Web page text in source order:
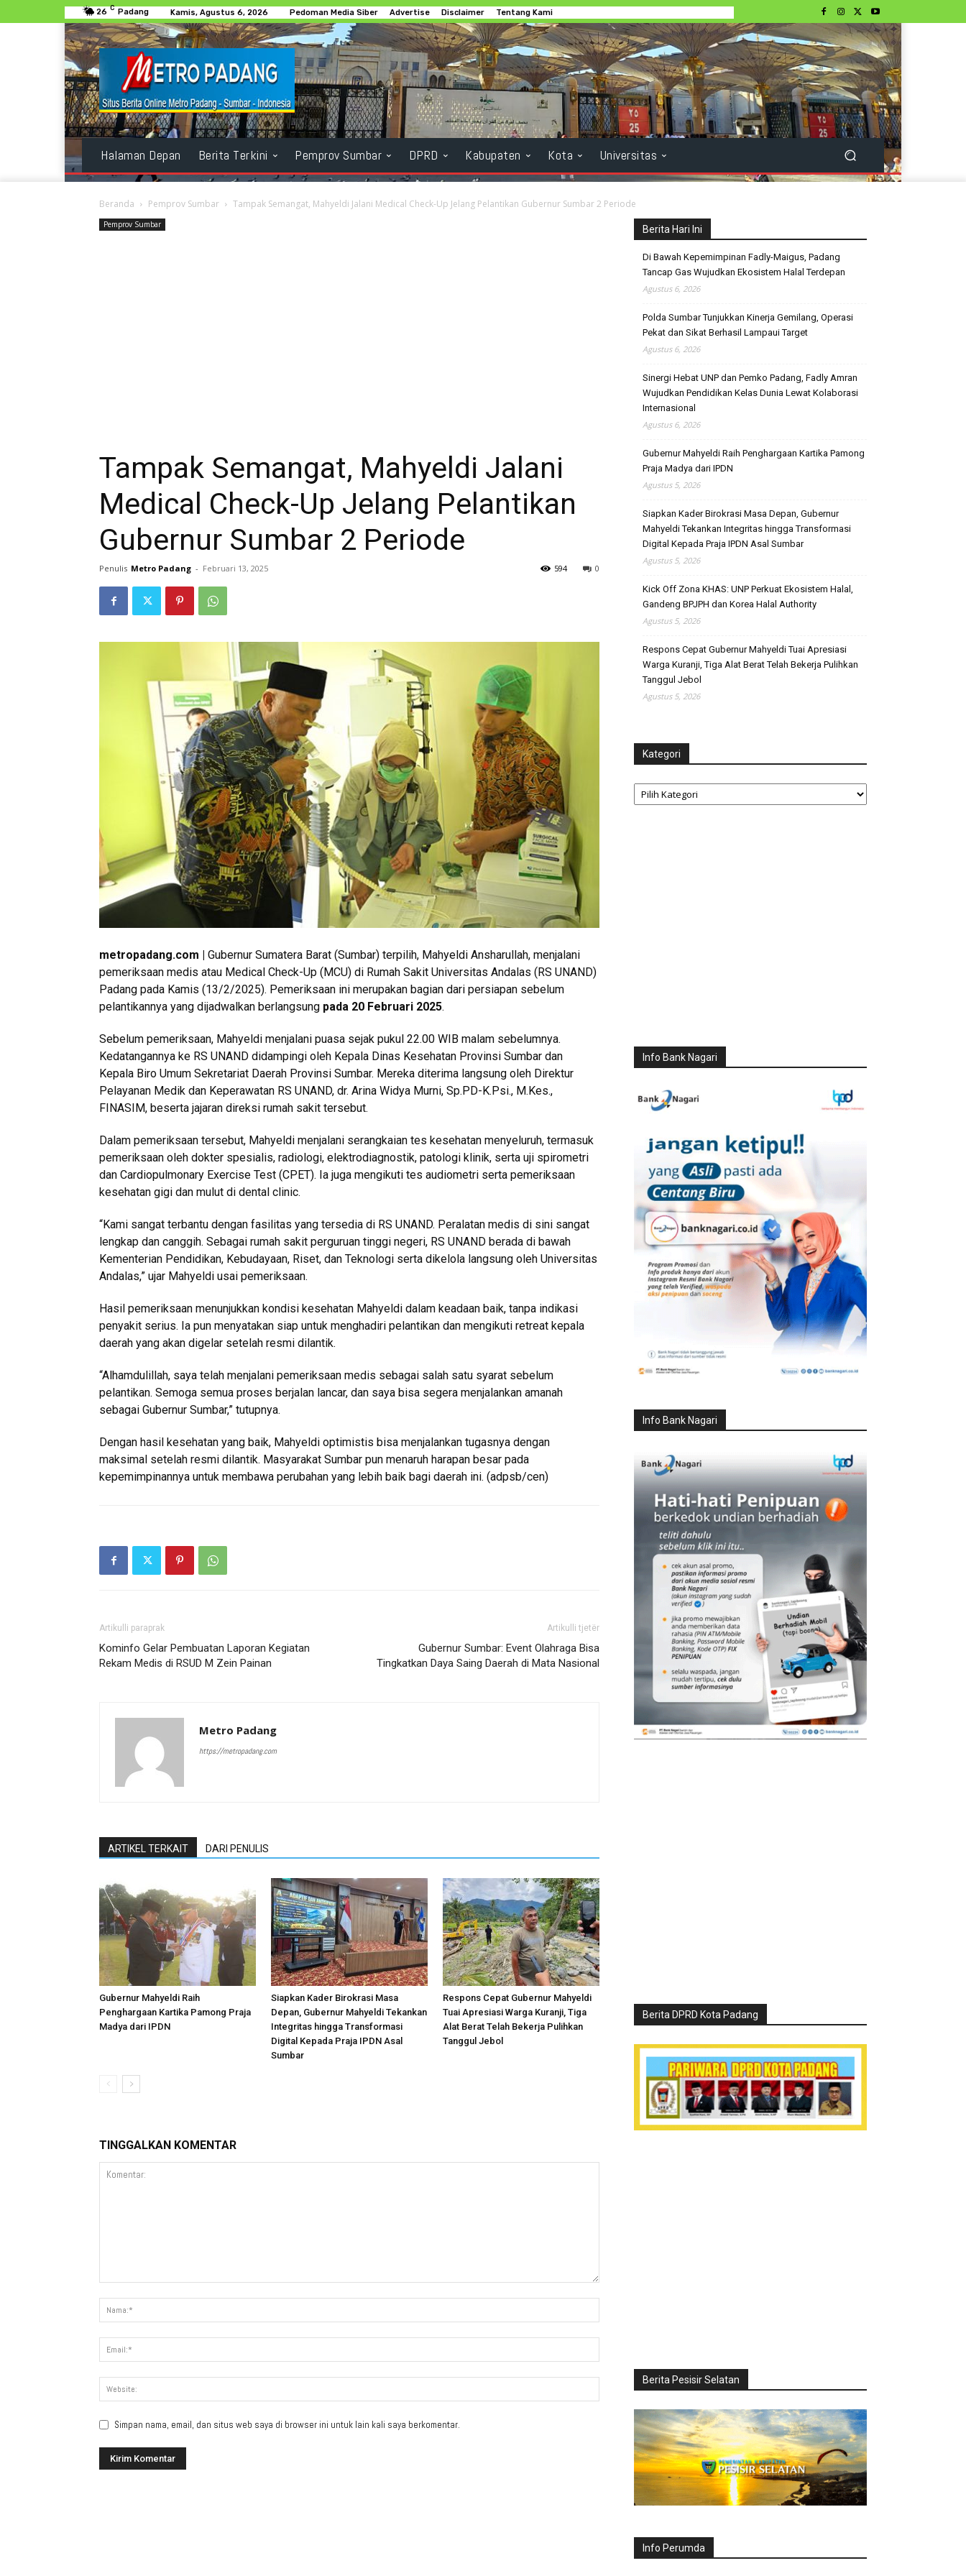
26 C Padang Kamis, Agustus 6, 2026 Pedoman Media Siber Advertise Disclaimer Tentang Kami
Halaman Depan Berita Terkini Pemprov Sumbar DPRD Kabupaten Kota Universitas
Beranda Pemprov Sumbar Tampak Semangat, Mahyeldi Jalani Medical Check-Up Jelang Pelantikan Gubernur Sumbar 2 Periode
Pemprov Sumbar
Tampak Semangat, Mahyeldi Jalani
Medical Check-Up Jelang Pelantikan
Gubernur Sumbar 2 Periode
Penulis Metro Padang - Februari 13, 2025 0
594
metropadang.com | Gubernur Sumatera Barat (Sumbar) terpilih, Mahyeldi Ansharullah, menjalani
pemeriksaan medis atau Medical Check-Up (MCU) di Rumah Sakit Universitas Andalas (RS UNAND)
Padang pada Kamis (13/2/2025). Pemeriksaan ini merupakan bagian dari persiapan sebelum
pelantikannya yang dijadwalkan berlangsung pada 20 Februari 2025.
Sebelum pemeriksaan, Mahyeldi menjalani puasa sejak pukul 22.00 WIB malam sebelumnya.
Kedatangannya ke RS UNAND didampingi oleh Kepala Dinas Kesehatan Provinsi Sumbar dan
Kepala Biro Umum Sekretariat Daerah Provinsi Sumbar. Mereka diterima langsung oleh Direktur
Pelayanan Medik dan Keperawatan RS UNAND, dr. Arina Widya Murni, Sp.PD-K.Psi., M.Kes.,
FINASIM, beserta jajaran direksi rumah sakit tersebut.
Dalam pemeriksaan tersebut, Mahyeldi menjalani serangkaian tes kesehatan menyeluruh, termasuk
pemeriksaan oleh dokter spesialis, radiologi, elektrodiagnostik, patologi klinik, serta uji spirometri
dan Cardiopulmonary Exercise Test (CPET). Ia juga mengikuti tes audiometri serta pemeriksaan
kesehatan gigi dan mulut di dental clinic.
“Kami sangat terbantu dengan fasilitas yang tersedia di RS UNAND. Peralatan medis di sini sangat
lengkap dan canggih. Sebagai rumah sakit perguruan tinggi negeri, RS UNAND berada di bawah
Kementerian Pendidikan, Kebudayaan, Riset, dan Teknologi serta dikelola langsung oleh Universitas
Andalas,” ujar Mahyeldi usai pemeriksaan.
Hasil pemeriksaan menunjukkan kondisi kesehatan Mahyeldi dalam keadaan baik, tanpa indikasi
penyakit serius. Ia pun menyatakan siap untuk menghadiri pelantikan dan mengikuti retreat kepala
daerah yang akan digelar setelah resmi dilantik.
“Alhamdulillah, saya telah menjalani pemeriksaan medis sebagai salah satu syarat sebelum
pelantikan. Semoga semua proses berjalan lancar, dan saya bisa segera menjalankan amanah
sebagai Gubernur Sumbar,” tutupnya.
Dengan hasil kesehatan yang baik, Mahyeldi optimistis bisa menjalankan tugasnya dengan
maksimal setelah resmi dilantik. Masyarakat Sumbar pun menaruh harapan besar pada
kepemimpinannya untuk membawa perubahan yang lebih baik bagi daerah ini. (adpsb/cen)
Artikulli paraprak
Kominfo Gelar Pembuatan Laporan Kegiatan
Rekam Medis di RSUD M Zein Painan
Artikulli tjetër
Gubernur Sumbar: Event Olahraga Bisa
Tingkatkan Daya Saing Daerah di Mata Nasional
Metro Padang
https://metropadang.com
ARTIKEL TERKAIT DARI PENULIS
Gubernur Mahyeldi Raih
Penghargaan Kartika Pamong Praja
Madya dari IPDN
Siapkan Kader Birokrasi Masa
Depan, Gubernur Mahyeldi Tekankan
Integritas hingga Transformasi
Digital Kepada Praja IPDN Asal
Sumbar
Respons Cepat Gubernur Mahyeldi
Tuai Apresiasi Warga Kuranji, Tiga
Alat Berat Telah Bekerja Pulihkan
Tanggul Jebol
TINGGALKAN KOMENTAR
Simpan nama, email, dan situs web saya di browser ini untuk lain kali saya berkomentar.
Berita Hari Ini
Di Bawah Kepemimpinan Fadly-Maigus, Padang
Tancap Gas Wujudkan Ekosistem Halal Terdepan
Agustus 6, 2026
Polda Sumbar Tunjukkan Kinerja Gemilang, Operasi
Pekat dan Sikat Berhasil Lampaui Target
Agustus 6, 2026
Sinergi Hebat UNP dan Pemko Padang, Fadly Amran
Wujudkan Pendidikan Kelas Dunia Lewat Kolaborasi
Internasional
Agustus 6, 2026
Gubernur Mahyeldi Raih Penghargaan Kartika Pamong
Praja Madya dari IPDN
Agustus 5, 2026
Siapkan Kader Birokrasi Masa Depan, Gubernur
Mahyeldi Tekankan Integritas hingga Transformasi
Digital Kepada Praja IPDN Asal Sumbar
Agustus 5, 2026
Kick Off Zona KHAS: UNP Perkuat Ekosistem Halal,
Gandeng BPJPH dan Korea Halal Authority
Agustus 5, 2026
Respons Cepat Gubernur Mahyeldi Tuai Apresiasi
Warga Kuranji, Tiga Alat Berat Telah Bekerja Pulihkan
Tanggul Jebol
Agustus 5, 2026
Kategori
Kategori
Info Bank Nagari
Info Bank Nagari
Berita DPRD Kota Padang
Berita Pesisir Selatan
Info Perumda